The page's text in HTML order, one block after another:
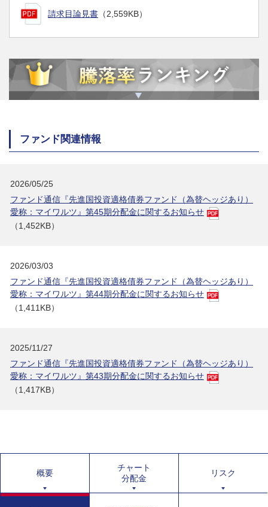
請求目論見書 （2,559KB）
ファンド関連情報
2026/05/25
ファンド通信『先進国投資適格債券ファンド（為替ヘッジあり）
愛称：マイワルツ』第45期分配金に関するお知らせ
（1,452KB）
2026/03/03
ファンド通信『先進国投資適格債券ファンド（為替ヘッジあり）
愛称：マイワルツ』第44期分配金に関するお知らせ
（1,411KB）
2025/11/27
ファンド通信『先進国投資適格債券ファンド（為替ヘッジあり）
愛称：マイワルツ』第43期分配金に関するお知らせ
（1,417KB）
概要
チャート
分配金
リスク